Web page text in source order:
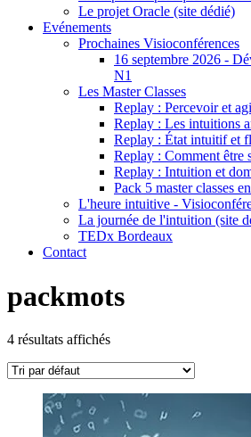
Le projet Oracle (site dédié)
Evénements
Prochaines Visioconférences
16 septembre 2026 -
N1
Les Master Classes
Replay : Percevoir et
Replay : Les intuitions
Replay : État intuitif et
Replay : Comment être
Replay : Intuition et
Pack 5 master classes
L'heure intuitive -
La journée de l'intuition (site
TEDx Bordeaux
Contact
packmots
4 résultats affichés